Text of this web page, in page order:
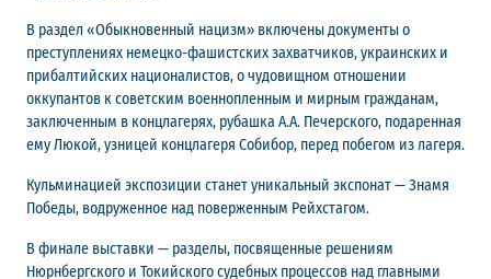
В раздел «Обыкновенный нацизм» включены документы о
преступлениях немецко-фашистских захватчиков, украинских и
прибалтийских националистов, о чудовищном отношении
оккупантов к советским военнопленным и мирным гражданам,
заключенным в концлагерях, рубашка А.А. Печерского, подаренная
ему Люкой, узницей концлагеря Собибор, перед побегом из лагеря.
Кульминацией экспозиции станет уникальный экспонат — Знамя
Победы, водруженное над поверженным Рейхстагом.
В финале выставки — разделы, посвященные решениям
Нюрнбергского и Токийского судебных процессов над главными